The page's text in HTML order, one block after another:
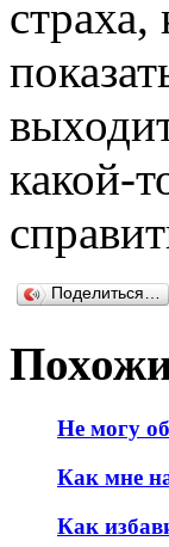
какой-
Поделиться…
Не могу
Как мне
Как